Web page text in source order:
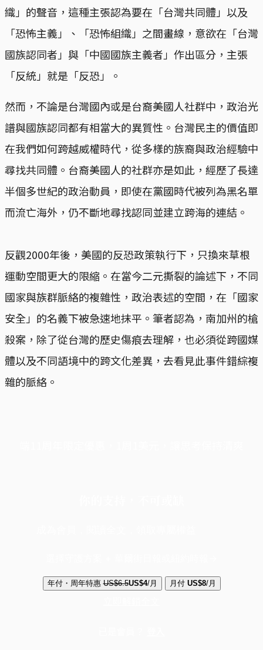
織」的聲音，這種主張認為要在「台灣共同體」以及
「恐怖主義」、「恐怖組織」之間畫線，意欲在「台灣
國族認同者」與「中國國族主義者」作出區分，主張
「反統」就是「反恐」。
然而，不論是台灣國內或是台裔美國人社群中，政治光
譜與國族認同都有相當大的異質性。台灣民主的價值即
在我們如何跨越威權時代，從多樣的族裔與政治經驗中
尋找共同體。台裔美國人的社群亦是如此，經歷了長達
半個多世紀的政治動員，即使在黨國時代被列為黑名單
而流亡海外，仍不斷地尋找認同並建立跨海的連結。
反觀2000年後，美國的反恐政策執行下，只換來草根
運動空間更大的限縮。在當今二元撕裂的論述下，不同
國家與族群脈絡的複雜性，政治表述的空間，在「國家
安全」的名義下被急速地抹平。筆者認為，南加州的槍
殺案，除了從台灣的歷史傷痕去理解，也必須從跨國媒
體以及不同語境中的跨文化差異，去看見此事件錯綜複
雜的脈絡。
年付・周年特惠 US$6.5US$4/月 月付 US$8/月